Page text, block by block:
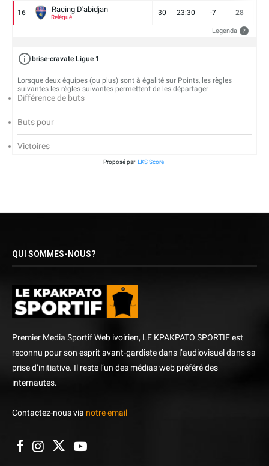
16 Racing D'abidjan
Relégué
30 23:30 -7 28
Legenda ?
brise-cravate Ligue 1
Lorsque deux équipes (ou plus) sont à égalité sur Points, les règles
suivantes les règles suivantes permettent de les départager :
Différence de buts
Buts pour
Victoires
Proposé par LKS Score
QUI SOMMES-NOUS?
Premier Media Sportif Web ivoirien, LE KPAKPATO SPORTIF est
reconnu pour son esprit avant-gardiste dans l’audiovisuel dans sa
prise d’initiative. Il reste l’un des médias web préféré des
internautes.
Contactez-nous via notre email